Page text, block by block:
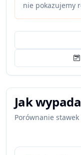
nie pokazujemy
Jak
Porównanie stawek